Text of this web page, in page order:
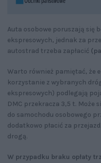
Auta osobowe poruszają się
ekspresowych, jednak za
autostrad trzeba zapłacić
Warto również pamiętać, że
korzystanie z wybranych
ekspresowych) podlegają
DMC przekracza 3,5 t. Może
do samochodu osobowego
dodatkowo płacić za
drogą.
W przypadku braku opłaty